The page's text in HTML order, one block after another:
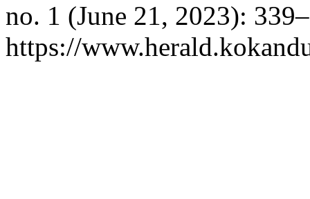
no. 1 (June 21, 2023):
https://